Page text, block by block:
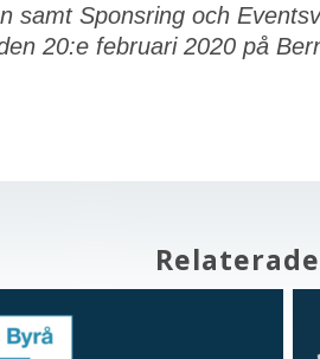
samt Sponsring och
20:e februari 2020 på